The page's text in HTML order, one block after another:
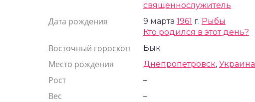
священнослужитель
Дата рождения 9 марта1961 г. Рыбы
Кто родился в этот день?
Восточный гороскоп Бык
Место рождения Днепропетровск,Украина
Рост –
Вес –